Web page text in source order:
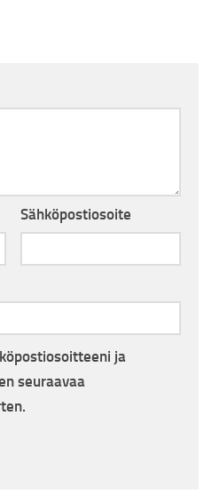
Sähköpostiosoite
ja
seuraavaa